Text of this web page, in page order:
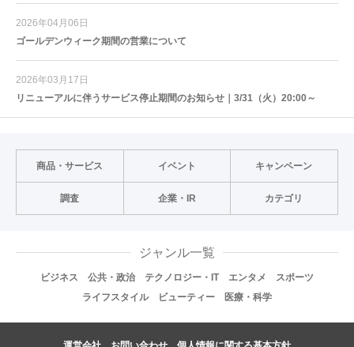
2026年04月06日
ゴールデンウィーク期間の営業について
2026年03月17日
リニューアルに伴うサービス停止期間のお知らせ｜3/31（火）20:00～
商品・サービス イベント キャンペーン
調査 企業・IR カテゴリ
ジャンル一覧
ビジネス 公共・政治 テクノロジー・IT エンタメ
スポーツ
ライフスタイル
ビューティー 医療・科学